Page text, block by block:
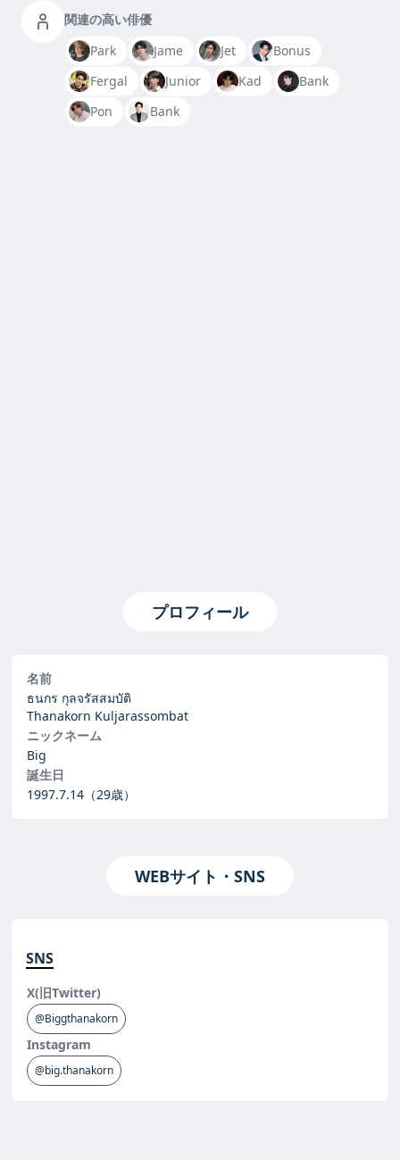
関連の高い俳優
Park
Jame Jet
Bonus
Fergal
Junior Kad
Bank
Pon
Bank
プロフィール
名前
ธนกร กุลจรัสสมบัติ
Thanakorn Kuljarassombat
ニックネーム
Big
誕生日
1997.7.14 （29歳）
WEBサイト・SNS
SNS
X(旧Twitter)
@Biggthanakorn
Instagram
@big.thanakorn